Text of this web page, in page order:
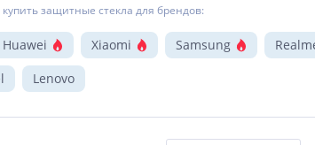
защитные стекла для брендов:
Huawei Xiaomi Samsung
Lenovo